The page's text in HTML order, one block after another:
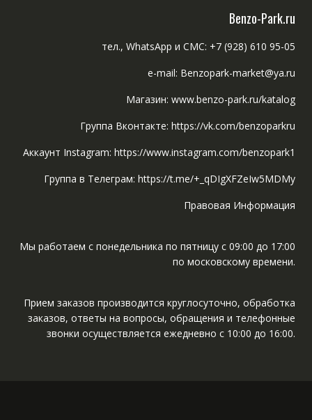
Benzo-Park.ru
тел., WhatsApp и СМС: +7 (928) 610 95-05
e-mail: Benzopark-market@ya.ru
Магазин: www.benzo-park.ru/katalog
Группа Вконтакте: https://vk.com/benzoparkru
Аккаунт Instagram: https://www.instagram.com/benzopark1
Группа в Телеграм: https://t.me/+_qDIgXFZeIw5MDMy
Правовая Информация
Мы работаем с понедельника по пятницу с 09:00 до 17:00
по московскому времени.
Прием заказов производится круглосуточно, обработка
заказов, ответы на вопросы, обращения и телефонные
звонки осуществляется ежедневно с 10:00 до 16:00.